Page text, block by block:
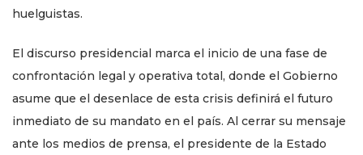
huelguistas.
El discurso presidencial marca el inicio de una fase de
confrontación legal y operativa total, donde el Gobierno
asume que el desenlace de esta crisis definirá el futuro
inmediato de su mandato en el país. Al cerrar su mensaje
ante los medios de prensa, el presidente de la Estado